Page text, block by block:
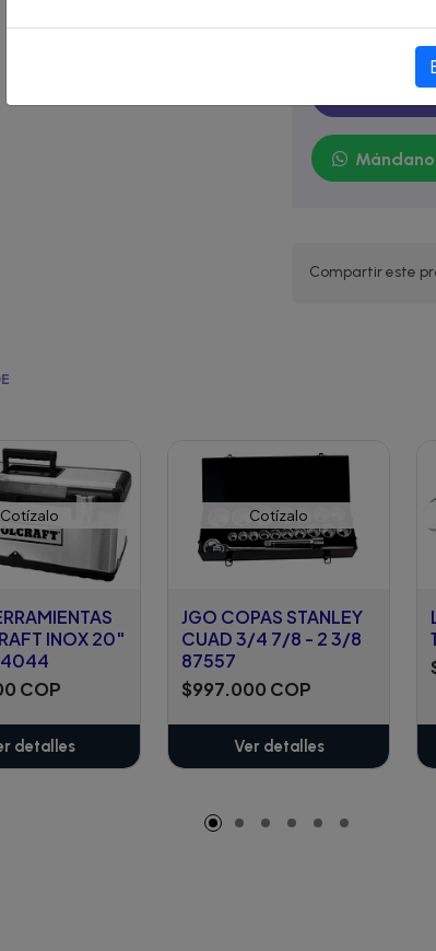
Póngase en
Compartir este
Cotízalo
INOX 20"
COP
detalles
Cotízalo
JGO COPAS STANLEY
CUAD 3/4 7/8 - 2 3/8
87557
$997.000 COP
Ver detalles